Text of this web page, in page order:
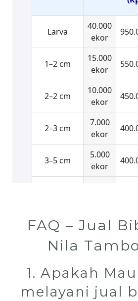
FAQ – Jual
Nila
1. Apakah
melayani jual